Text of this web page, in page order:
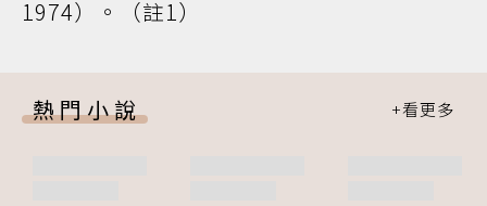
1974）。（註1）
熱門小說